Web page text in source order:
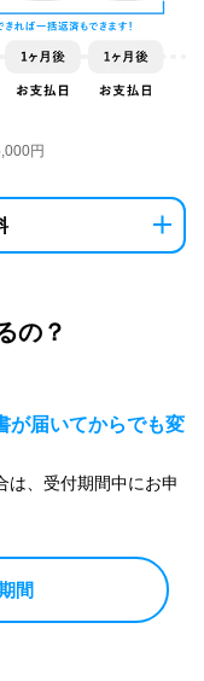
円
の？
が届いてからでも変
は、受付期間中にお申
間